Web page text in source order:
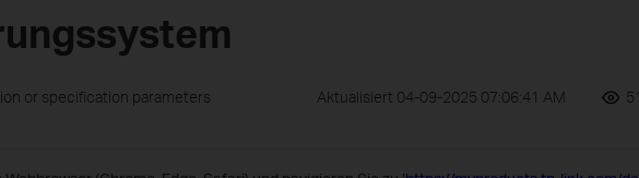
or specification parameters Aktualisiert 04-09-2025 07:06:41 AM